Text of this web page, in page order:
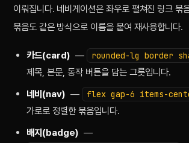
이뤄집니다. 네비게이션은 좌우로 펼쳐진 링크 묶
묶음도 같은 방식으로 이름을 붙여 재사용합니다.
카드(card) — rounded-lg border
제목, 본문, 동작 버튼을 담는 그릇입니다.
네비(nav) — flex gap-6 items-
가로로 정렬한 묶음입니다.
배지(badge) —